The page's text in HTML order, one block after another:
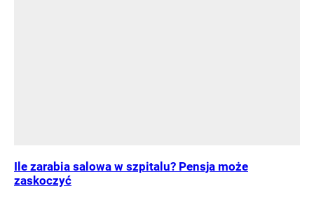
Ile zarabia salowa w szpitalu? Pensja może
zaskoczyć